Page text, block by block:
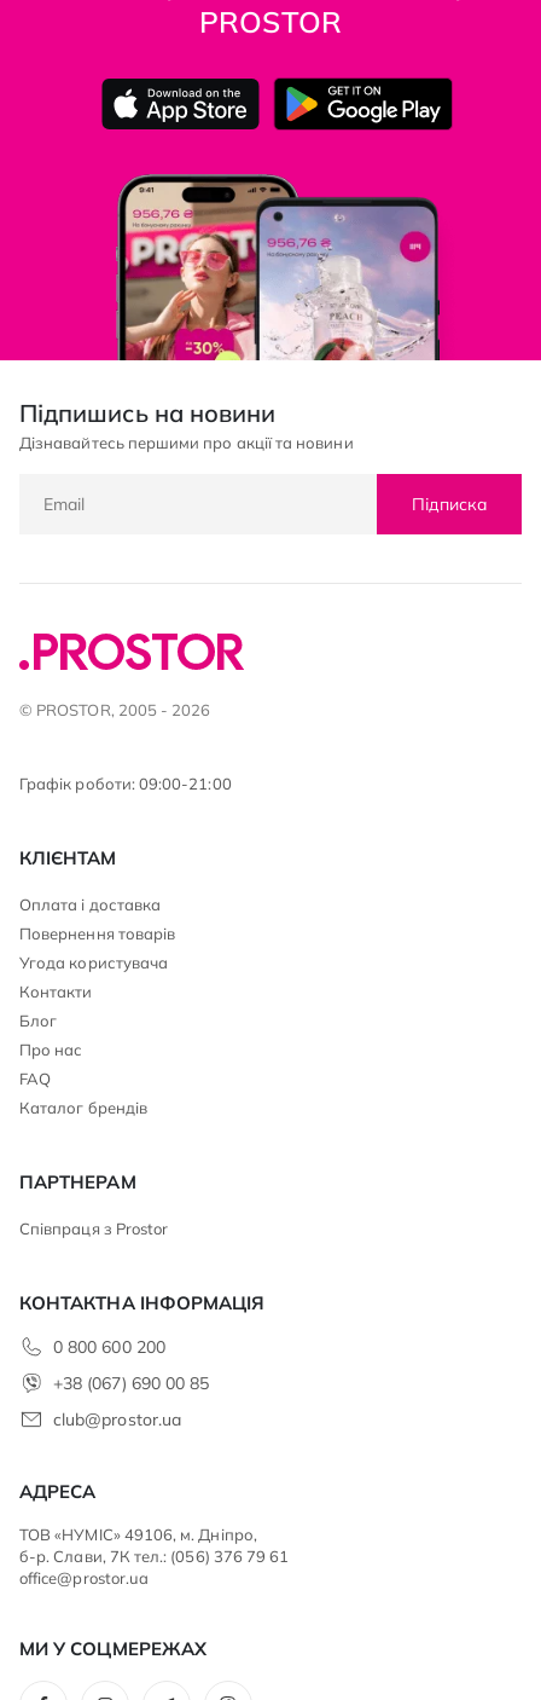
PROSTOR
Підпишись на новини
Дізнавайтесь першими про акції та новини
Підписка
© PROSTOR, 2005 - 2026
Графік роботи: 09:00-21:00
КЛІЄНТАМ
Оплата і доставка
Повернення товарів
Угода користувача
Контакти
Блог
Про нас
FAQ
Каталог брендів
ПАРТНЕРАМ
Співпраця з Prostor
КОНТАКТНА ІНФОРМАЦІЯ
0 800 600 200
+38 (067) 690 00 85
club@prostor.ua
АДРЕСА
ТОВ «НУМІС» 49106, м. Дніпро,
б-р. Слави, 7К тел.: (056) 376 79 61
office@prostor.ua
МИ У СОЦМЕРЕЖАХ